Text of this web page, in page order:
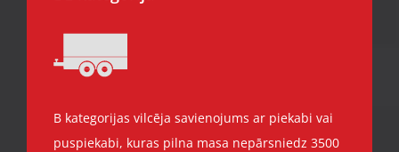
B kategorijas vilcēja savienojums ar piekabi vai
puspiekabi, kuras pilna masa nepārsniedz 3500